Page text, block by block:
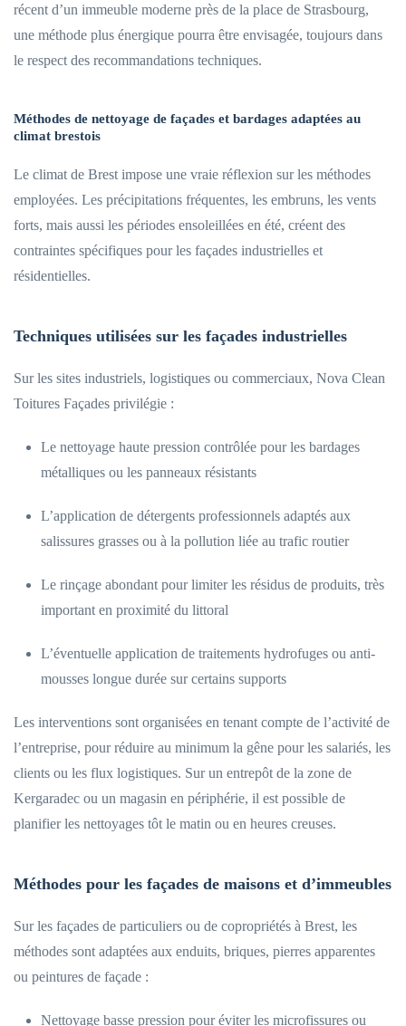
récent d’un immeuble moderne près de la place de Strasbourg,
une méthode plus énergique pourra être envisagée, toujours dans
le respect des recommandations techniques.
Méthodes de nettoyage de façades et bardages adaptées au
climat brestois
Le climat de Brest impose une vraie réflexion sur les méthodes
employées. Les précipitations fréquentes, les embruns, les vents
forts, mais aussi les périodes ensoleillées en été, créent des
contraintes spécifiques pour les façades industrielles et
résidentielles.
Techniques utilisées sur les façades industrielles
Sur les sites industriels, logistiques ou commerciaux, Nova Clean
Toitures Façades privilégie :
Le nettoyage haute pression contrôlée pour les bardages
métalliques ou les panneaux résistants
L’application de détergents professionnels adaptés aux
salissures grasses ou à la pollution liée au trafic routier
Le rinçage abondant pour limiter les résidus de produits, très
important en proximité du littoral
L’éventuelle application de traitements hydrofuges ou anti-
mousses longue durée sur certains supports
Les interventions sont organisées en tenant compte de l’activité de
l’entreprise, pour réduire au minimum la gêne pour les salariés, les
clients ou les flux logistiques. Sur un entrepôt de la zone de
Kergaradec ou un magasin en périphérie, il est possible de
planifier les nettoyages tôt le matin ou en heures creuses.
Méthodes pour les façades de maisons et d’immeubles
Sur les façades de particuliers ou de copropriétés à Brest, les
méthodes sont adaptées aux enduits, briques, pierres apparentes
ou peintures de façade :
Nettoyage basse pression pour éviter les microfissures ou